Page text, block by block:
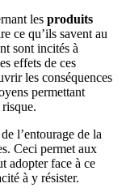
les produits
ce qu’ils savent au
sont incités à
effets de ces
les conséquences
permettant
l’entourage de la
Ceci permet aux
adopter face à ce
à y résister.